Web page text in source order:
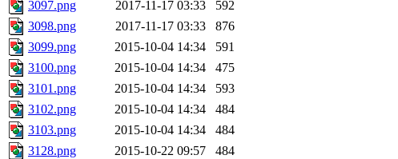
3097.png
2017-11-17 03:33
592
3098.png
2017-11-17 03:33
876
3099.png
2015-10-04 14:34
591
3100.png
2015-10-04 14:34
475
3101.png
2015-10-04 14:34
593
3102.png
2015-10-04 14:34
484
3103.png
2015-10-04 14:34
484
3128.png
2015-10-22 09:57
484